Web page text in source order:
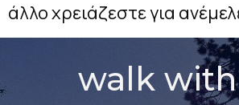
άλλο χρειάζεστε για
walk